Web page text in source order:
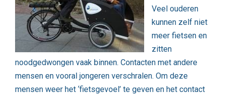
Veel ouderen
kunnen zelf niet
meer fietsen en
zitten
noodgedwongen vaak binnen. Contacten met andere
mensen en vooral jongeren verschralen. Om deze
mensen weer het ‘fietsgevoel’ te geven en het contact